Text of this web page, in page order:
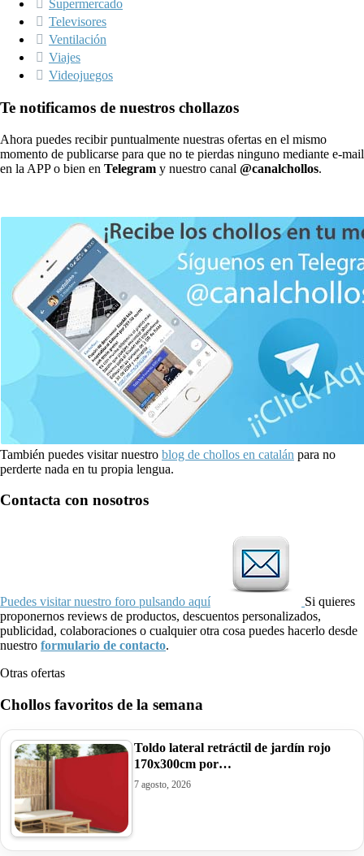
Supermercado
Televisores
Ventilación
Viajes
Videojuegos
Te notificamos de nuestros chollazos
Ahora puedes recibir puntualmente nuestras ofertas en el mismo
momento de publicarse para que no te pierdas ninguno mediante e-mail
en la APP o bien en Telegram y nuestro canal @canalchollos.
También puedes visitar nuestro blog de chollos en catalán para no
perderte nada en tu propia lengua.
Contacta con nosotros
Puedes visitar nuestro foro pulsando aquí
Si quieres
proponernos reviews de productos, descuentos personalizados,
publicidad, colaboraciones o cualquier otra cosa puedes hacerlo desde
nuestro formulario de contacto.
Otras ofertas
Chollos favoritos de la semana
Toldo lateral retráctil de jardín rojo
170x300cm por…
7 agosto, 2026